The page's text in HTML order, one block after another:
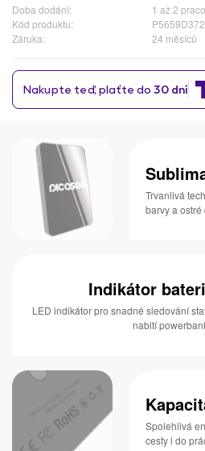
Doba dodání:
1 až 2
Kód produktu:
P5659D372
Záruka:
24 měsíců
Trvanlivá
barvy a ostré
Indikátor
LED indikátor pro snadné sledování
nabití
Spolehlivá
cesty i do